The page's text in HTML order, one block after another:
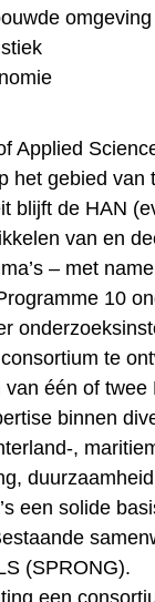
Applied
het gebied
blijft de HAN
van en
– met
10
te
één of
binnen
,
een solide
(SPRONG).
een